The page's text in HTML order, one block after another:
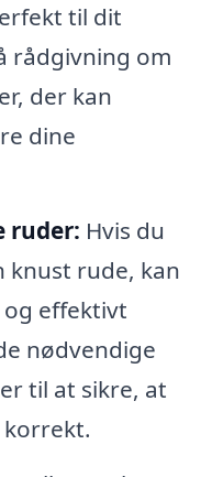
til dit
rådgivning om
der kan
dine
ruder: Hvis du
knust rude, kan
effektivt
nødvendige
til at sikre, at